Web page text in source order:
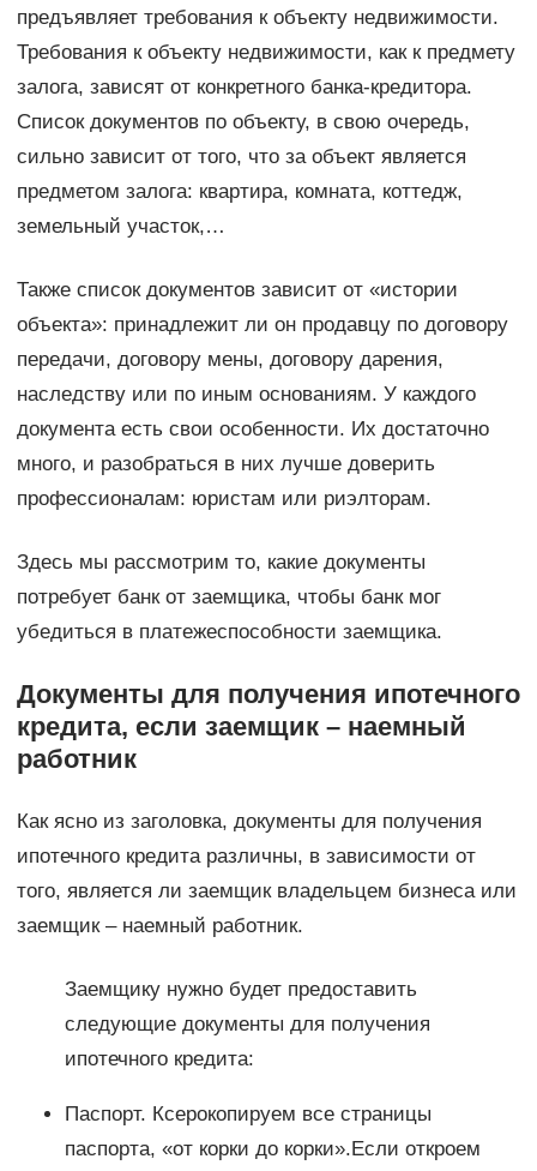
предъявляет требования к объекту недвижимости.
Требования к объекту недвижимости, как к предмету
залога, зависят от конкретного банка-кредитора.
Список документов по объекту, в свою очередь,
сильно зависит от того, что за объект является
предметом залога: квартира, комната, коттедж,
земельный участок,…
Также список документов зависит от «истории
объекта»: принадлежит ли он продавцу по договору
передачи, договору мены, договору дарения,
наследству или по иным основаниям. У каждого
документа есть свои особенности. Их достаточно
много, и разобраться в них лучше доверить
профессионалам: юристам или риэлторам.
Здесь мы рассмотрим то, какие документы
потребует банк от заемщика, чтобы банк мог
убедиться в платежеспособности заемщика.
Документы для получения ипотечного
кредита, если заемщик – наемный
работник
Как ясно из заголовка, документы для получения
ипотечного кредита различны, в зависимости от
того, является ли заемщик владельцем бизнеса или
заемщик – наемный работник.
Заемщику нужно будет предоставить
следующие документы для получения
ипотечного кредита:
Паспорт. Ксерокопируем все страницы
паспорта, «от корки до корки».Если откроем